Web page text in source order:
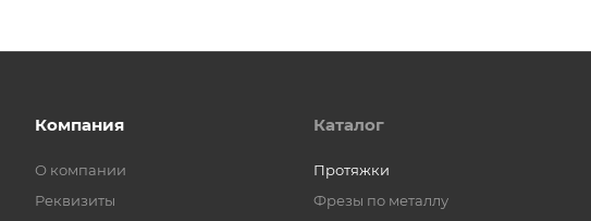
Компания
О компании
Реквизиты
Каталог
Протяжки
Фрезы по металлу